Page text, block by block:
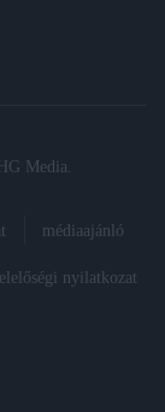
Media
médiaajánló
nyilatkozat